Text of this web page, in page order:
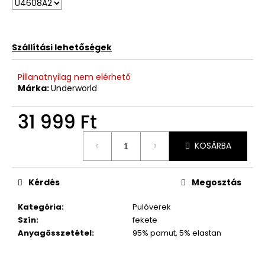
Szállítási lehetőségek
Pillanatnyilag nem elérhető
Márka:Underworld
31 999 Ft
KOSÁRBA
Kategória:
Pulóverek
Szín:
fekete
Anyagösszetétel: 95% pamut, 5% elastan
Kérdés Megosztás